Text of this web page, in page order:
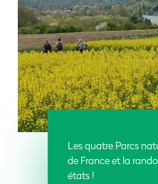
Les quatre Parcs
de France et la
états !